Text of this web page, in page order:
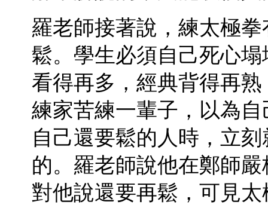
羅老師接著說，練太極
鬆。學生必須自己死心
看得再多，經典背得再
練家苦練一輩子，以為
自己還要鬆的人時，立
的。羅老師說他在鄭師
對他說還要再鬆，可見